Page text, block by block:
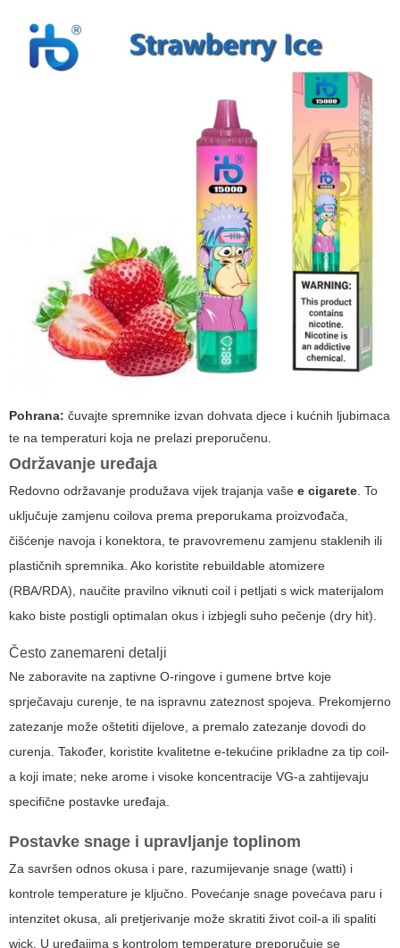
Pohrana: čuvajte spremnike izvan dohvata djece i kućnih ljubimaca
te na temperaturi koja ne prelazi preporučenu.
Održavanje uređaja
Redovno održavanje produžava vijek trajanja vaše e cigarete. To
uključuje zamjenu coilova prema preporukama proizvođača,
čišćenje navoja i konektora, te pravovremenu zamjenu staklenih ili
plastičnih spremnika. Ako koristite rebuildable atomizere
(RBA/RDA), naučite pravilno viknuti coil i petljati s wick materijalom
kako biste postigli optimalan okus i izbjegli suho pečenje (dry hit).
Često zanemareni detalji
Ne zaboravite na zaptivne O-ringove i gumene brtve koje
sprječavaju curenje, te na ispravnu zateznost spojeva. Prekomjerno
zatezanje može oštetiti dijelove, a premalo zatezanje dovodi do
curenja. Također, koristite kvalitetne e-tekućine prikladne za tip coil-
a koji imate; neke arome i visoke koncentracije VG-a zahtijevaju
specifične postavke uređaja.
Postavke snage i upravljanje toplinom
Za savršen odnos okusa i pare, razumijevanje snage (watti) i
kontrole temperature je ključno. Povećanje snage povećava paru i
intenzitet okusa, ali pretjerivanje može skratiti život coil-a ili spaliti
wick. U uređajima s kontrolom temperature preporučuje se